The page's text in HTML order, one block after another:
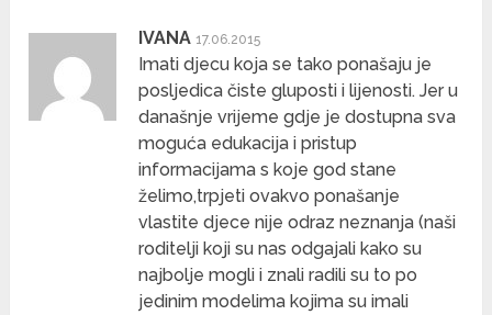
IVANA 17.06.2015
Imati djecu koja se tako ponašaju je
posljedica čiste gluposti i lijenosti. Jer u
današnje vrijeme gdje je dostupna sva
moguća edukacija i pristup
informacijama s koje god stane
želimo,trpjeti ovakvo ponašanje
vlastite djece nije odraz neznanja (naši
roditelji koji su nas odgajali kako su
najbolje mogli i znali radili su to po
jedinim modelima kojima su imali